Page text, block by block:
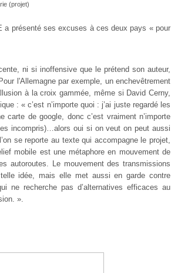
(projet)
a présenté ses excuses à ces deux pays « pour
ni si inoffensive que le prétend son auteur,
l'Allemagne par exemple, un enchevêtrement
à la croix gammée, même si David Cerny,
: « c’est n’importe quoi : j’ai juste regardé les
carte de google, donc c’est vraiment n’importe
incompris)…alors oui si on veut on peut aussi
se reporte au texte qui accompagne le projet,
mobile est une métaphore en mouvement de
autoroutes. Le mouvement des transmissions
idée, mais elle met aussi en garde contre
ne recherche pas d’alternatives efficaces au
».